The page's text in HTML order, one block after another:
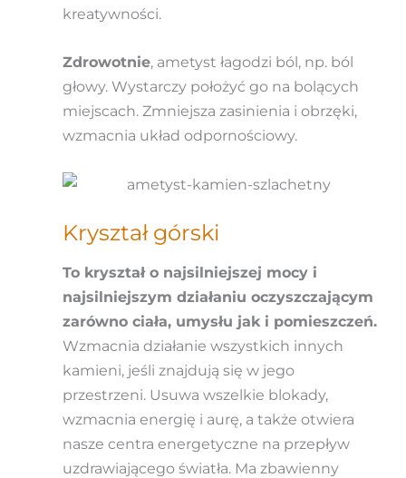
kreatywności.
Zdrowotnie, ametyst łagodzi ból, np. ból
głowy. Wystarczy położyć go na bolących
miejscach. Zmniejsza zasinienia i obrzęki,
wzmacnia układ odpornościowy.
Kryształ górski
To kryształ o najsilniejszej mocy i
najsilniejszym działaniu oczyszczającym
zarówno ciała, umysłu jak i pomieszczeń.
Wzmacnia działanie wszystkich innych
kamieni, jeśli znajdują się w jego
przestrzeni. Usuwa wszelkie blokady,
wzmacnia energię i aurę, a także otwiera
nasze centra energetyczne na przepływ
uzdrawiającego światła. Ma zbawienny